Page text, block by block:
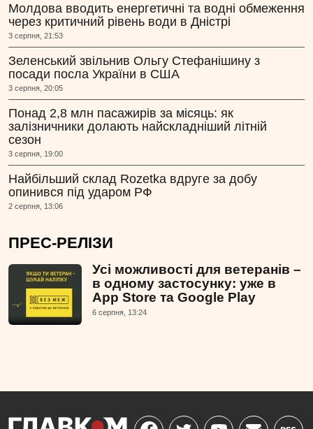
Молдова вводить енергетичні та водні обмеження
через критичний рівень води в Дністрі
3 серпня, 21:53
Зеленський звільнив Ольгу Стефанішину з
посади посла України в США
3 серпня, 20:05
Понад 2,8 млн пасажирів за місяць: як
залізничники долають найскладніший літній
сезон
3 серпня, 19:00
Найбільший склад Rozetka вдруге за добу
опинився під ударом РФ
2 серпня, 13:06
ПРЕС-РЕЛІЗИ
Усі можливості для ветеранів –
в одному застосунку: уже в
App Store та Google Play
6 серпня, 13:24